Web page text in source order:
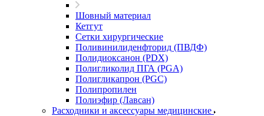
Шовный материал
Кетгут
Сетки хирургические
Поливинилиденфторид (ПВДФ)
Полидиоксанон (PDX)
Полигликолид ПГА (PGA)
Полигликапрон (PGC)
Полипропилен
Полиэфир (Лавсан)
Расходники и аксессуары медицинские